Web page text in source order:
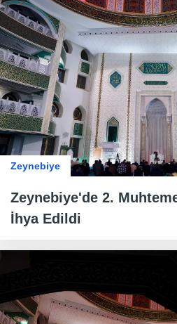
Zeynebiye
Zeynebiye'de 2.
İhya Edildi